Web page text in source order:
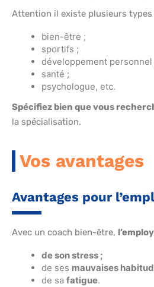
Attention il existe plusieurs types
bien-être ;
sportifs ;
développement personnel
santé ;
psychologue, etc.
Spécifiez bien que vous
la spécialisation.
Vos avantages
Avantages pour
Avec un coach bien-être,
de son stress ;
de ses mauvaises
de sa fatigue.